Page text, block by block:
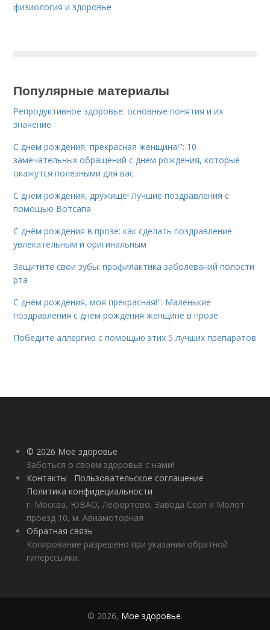
физиология и здоровье
Популярные материалы
Репродуктивное здоровье: основные понятия и их
значение
С днем рождения, прекрасная женщина!": 10
замечательных обращений с днем рождения, которые
окажутся полезными для вас
С днем рождения, дружище! Лучшие поздравления с
помощью Вотсапа
С днём рождения в прозе: как сделать поздравление
увлекательным и оригинальным
Защитите свои зубы: профилактика заболеваний полости
рта
С днем рождения, моя прекрасная!": Маленькие
поздравления с днем рождения женщине в прозе
Победите аллергию с помощью этих 5 лучших препаратов
© 2026 Мое здоровье
Заботься о своем здоровье с нами!
Контакты
Пользовательское соглашение
Политика конфидециальности
г. Москва, ЮВАО, Лефортово, Завода Серп и Молот
проезд 10, м. Авиамоторная
Обратная связь
Копирование разрешено при указании обратной
гиперссылки.
© 2026, Мое здоровье.